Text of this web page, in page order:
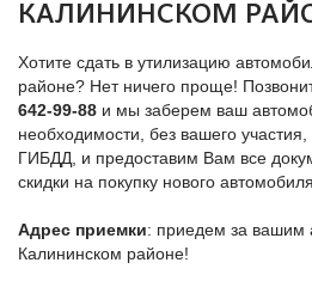
Сгоревшие
Автомобили после
Мотоциклы
Прицепы
Грузовые
КАЛИНИНСКОМ
Хотите сдать в утилизацию
районе? Нет ничего проще!
642-99-88 и мы заберем ваш
необходимости, без вашего
ГИБДД, и предоставим Вам все
скидки на покупку нового автомобиля.
Адрес приемки: приедем за вашим
Калининском районе!